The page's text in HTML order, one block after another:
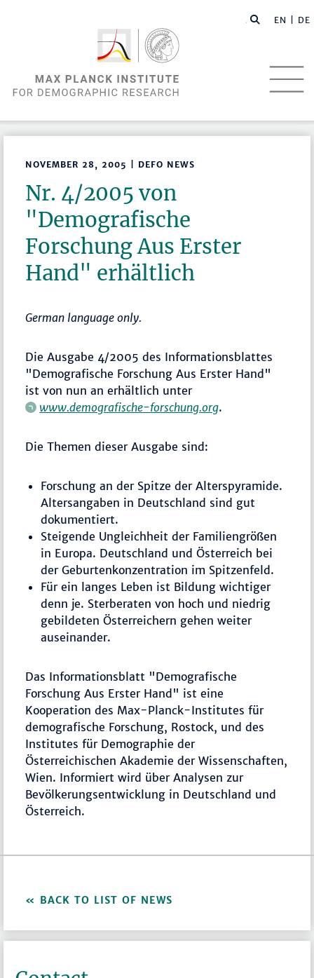
EN | DE
NOVEMBER 28, 2005 | DEFO NEWS
Nr. 4/2005 von
"Demografische
Forschung Aus Erster
Hand" erhältlich
German language only.
Die Ausgabe 4/2005 des Informationsblattes
"Demografische Forschung Aus Erster Hand"
ist von nun an erhältlich unter
www.demografische-forschung.org.
Die Themen dieser Ausgabe sind:
Forschung an der Spitze der Alterspyramide.
Altersangaben in Deutschland sind gut
dokumentiert.
Steigende Ungleichheit der Familiengrößen
in Europa. Deutschland und Österreich bei
der Geburtenkonzentration im Spitzenfeld.
Für ein langes Leben ist Bildung wichtiger
denn je. Sterberaten von hoch und niedrig
gebildeten Österreichern gehen weiter
auseinander.
Das Informationsblatt "Demografische
Forschung Aus Erster Hand" ist eine
Kooperation des Max-Planck-Institutes für
demografische Forschung, Rostock, und des
Institutes für Demographie der
Österreichischen Akademie der Wissenschaften,
Wien. Informiert wird über Analysen zur
Bevölkerungsentwicklung in Deutschland und
Österreich.
BACK TO LIST OF NEWS